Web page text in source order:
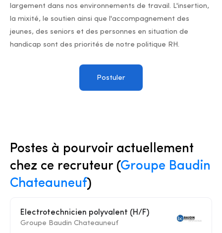
largement dans nos environnements de travail. L'insertion,
la mixité, le soutien ainsi que l'accompagnement des
jeunes, des seniors et des personnes en situation de
handicap sont des priorités de notre politique RH.
Postuler
Postes à pourvoir actuellement
chez ce recruteur (Groupe Baudin
Chateauneuf)
Electrotechnicien polyvalent (H/F)
Groupe Baudin Chateauneuf